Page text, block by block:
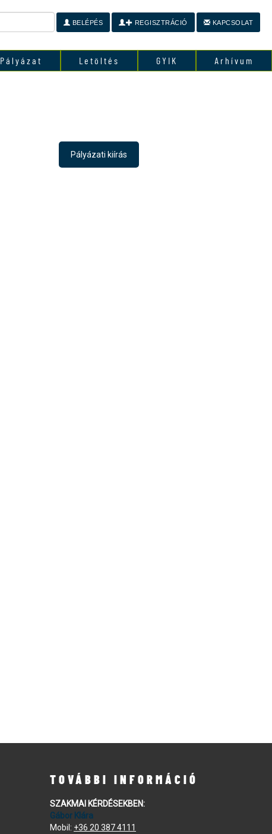
Pályázat Letöltés GYIK Arhívum
BELÉPÉS REGISZTRÁCIÓ KAPCSOLAT
Pályázati kiírás
TOVÁBBI INFORMÁCIÓ
SZAKMAI KÉRDÉSEKBEN:
Gábor Klára
Mobil: +36 20 387 4111